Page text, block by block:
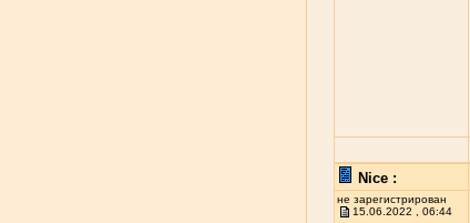
Nice :
не зарегистрирован
15.06.2022 , 06:44